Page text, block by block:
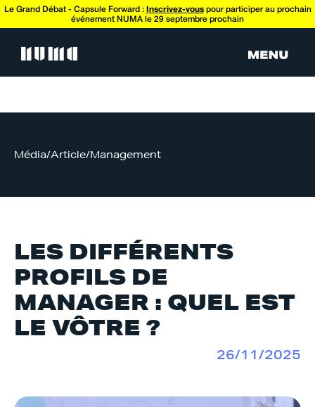
Le Grand Débat - Capsule Forward : Inscrivez-vouspour participer au prochain
événement NUMA le 29 septembre prochain
Média/Article/Management
LES DIFFÉRENTS
PROFILS DE
MANAGER : QUEL EST
LE VÔTRE ?
26/11/2025